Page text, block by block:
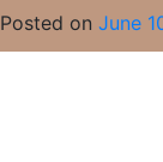
Posted on June